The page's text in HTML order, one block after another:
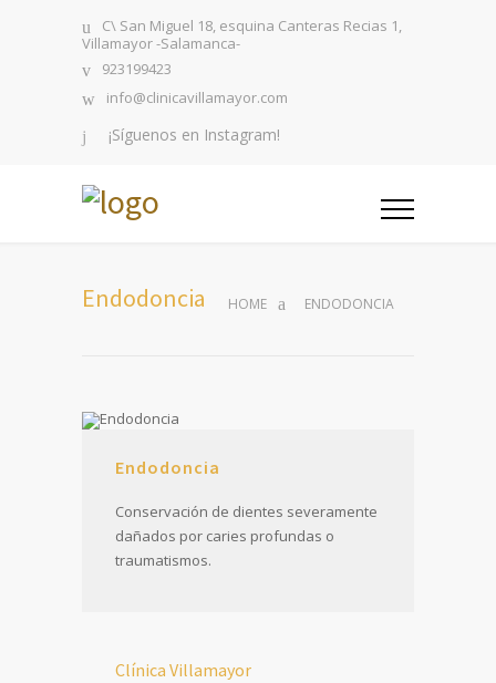
C\ San Miguel 18, esquina Canteras Recias 1,
Villamayor -Salamanca-
923199423
info@clinicavillamayor.com
¡Síguenos en Instagram!
Endodoncia HOME ENDODONCIA
Endodoncia
Conservación de dientes severamente
dañados por caries profundas o
traumatismos.
Clínica Villamayor